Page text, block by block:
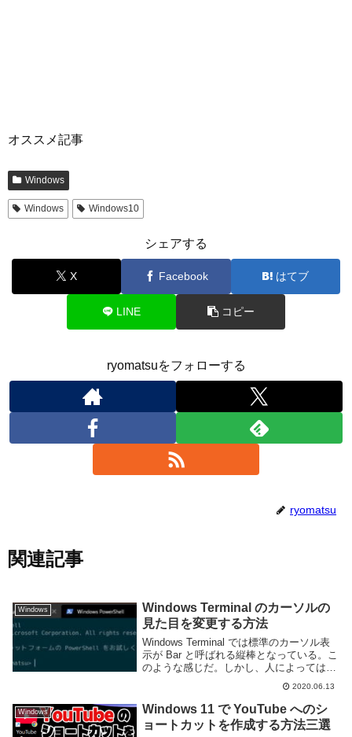
オススメ記事
Windows
Windows Windows10
シェアする
X Facebook はてブ
LINE コピー
ryomatsuをフォローする
ryomatsu
関連記事
Windows
Windows Terminal のカーソルの
見た目を変更する方法
Windows Terminal では標準のカーソル表
示が Bar と呼ばれる縦棒となっている。こ
のような感じだ。しかし、人によっては使
いにくいと感じるかもしれない。自分もち
ょっと違和感があったので変更してみよう
と思う。Windows Te...
2020.06.13
Windows
Windows 11 で YouTube へのシ
ョートカットを作成する方法三選